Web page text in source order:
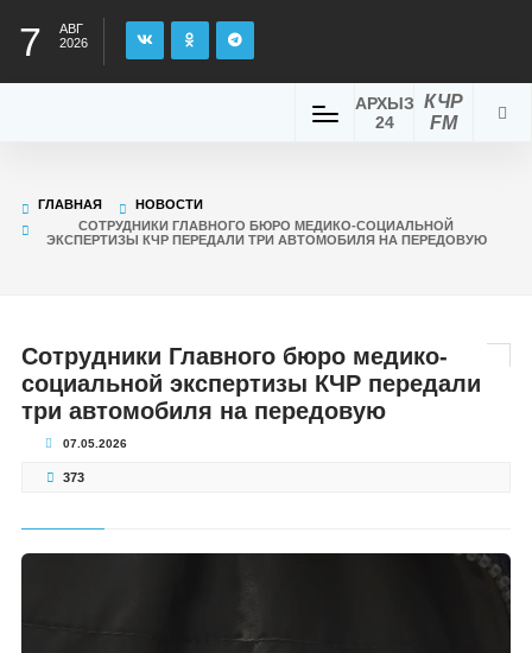
7
АВГ
2026
КЧР
FM
АРХЫЗ
24
ГЛАВНАЯ
НОВОСТИ
СОТРУДНИКИ ГЛАВНОГО БЮРО МЕДИКО-СОЦИАЛЬНОЙ
ЭКСПЕРТИЗЫ КЧР ПЕРЕДАЛИ ТРИ АВТОМОБИЛЯ НА ПЕРЕДОВУЮ
Сотрудники Главного бюро медико-
социальной экспертизы КЧР передали
три автомобиля на передовую
07.05.2026
373